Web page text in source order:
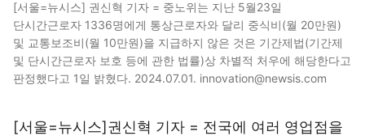
[서울=뉴시스] 권신혁 기자 = 중노위는 지난 5월23일
단시간근로자 1336명에게 통상근로자와 달리 중식비(월 20만원)
및 교통보조비(월 10만원)을 지급하지 않은 것은 기간제법(기간제
및 단시간근로자 보호 등에 관한 법률)상 차별적 처우에 해당한다고
판정했다고 1일 밝혔다. 2024.07.01. innovation@newsis.com
[서울=뉴시스]권신혁 기자 = 전국에 여러 영업점을